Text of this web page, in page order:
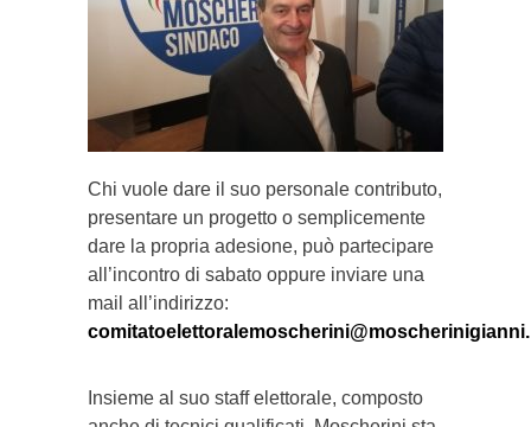
Chi vuole dare il suo personale contributo,
presentare un progetto o semplicemente
dare la propria adesione, può partecipare
all’incontro di sabato oppure inviare una
mail all’indirizzo:
Insieme al suo staff elettorale, composto